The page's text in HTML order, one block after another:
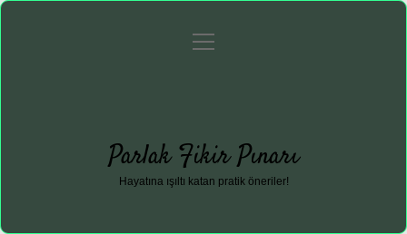
Gizlilik Politikası
menüyü
Parlak Fikir Pınarı
Hayatına ışıltı katan pratik öneriler!